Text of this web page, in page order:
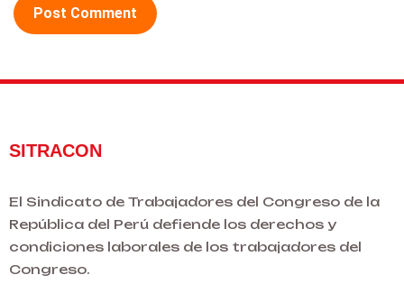
SITRACON
El Sindicato de Trabajadores del Congreso de la
República del Perú defiende los derechos y
condiciones laborales de los trabajadores del
Congreso.